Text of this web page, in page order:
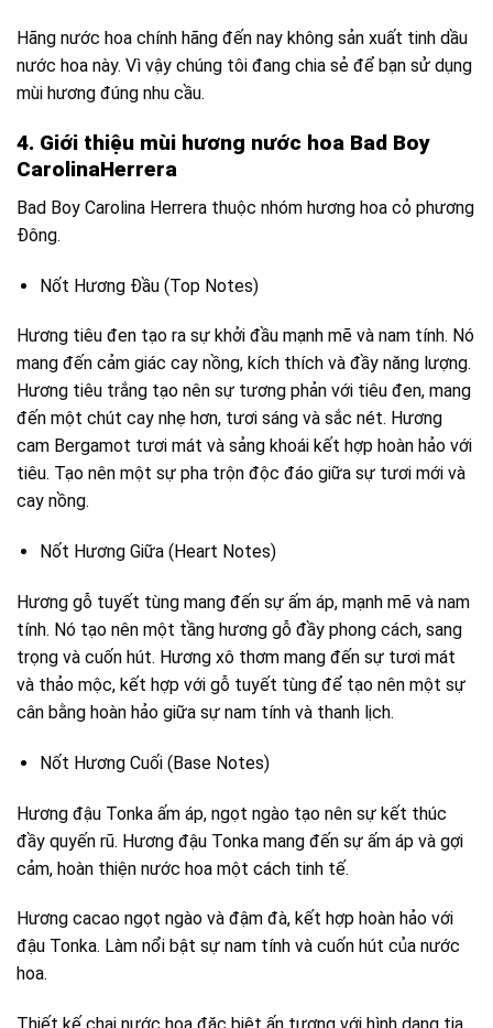
Hãng nước hoa chính hãng đến nay không sản xuất tinh dầu
nước hoa này. Vì vậy chúng tôi đang chia sẻ để bạn sử dụng
mùi hương đúng nhu cầu.
4. Giới thiệu mùi hương nước hoa Bad Boy
CarolinaHerrera
Bad Boy Carolina Herrera thuộc nhóm hương hoa cỏ phương
Đông.
Nốt Hương Đầu (Top Notes)
Hương tiêu đen tạo ra sự khởi đầu mạnh mẽ và nam tính. Nó
mang đến cảm giác cay nồng, kích thích và đầy năng lượng.
Hương tiêu trắng tạo nên sự tương phản với tiêu đen, mang
đến một chút cay nhẹ hơn, tươi sáng và sắc nét. Hương
cam Bergamot tươi mát và sảng khoái kết hợp hoàn hảo với
tiêu. Tạo nên một sự pha trộn độc đáo giữa sự tươi mới và
cay nồng.
Nốt Hương Giữa (Heart Notes)
Hương gỗ tuyết tùng mang đến sự ấm áp, mạnh mẽ và nam
tính. Nó tạo nên một tầng hương gỗ đầy phong cách, sang
trọng và cuốn hút. Hương xô thơm mang đến sự tươi mát
và thảo mộc, kết hợp với gỗ tuyết tùng để tạo nên một sự
cân bằng hoàn hảo giữa sự nam tính và thanh lịch.
Nốt Hương Cuối (Base Notes)
Hương đậu Tonka ấm áp, ngọt ngào tạo nên sự kết thúc
đầy quyến rũ. Hương đậu Tonka mang đến sự ấm áp và gợi
cảm, hoàn thiện nước hoa một cách tinh tế.
Hương cacao ngọt ngào và đậm đà, kết hợp hoàn hảo với
đậu Tonka. Làm nổi bật sự nam tính và cuốn hút của nước
hoa.